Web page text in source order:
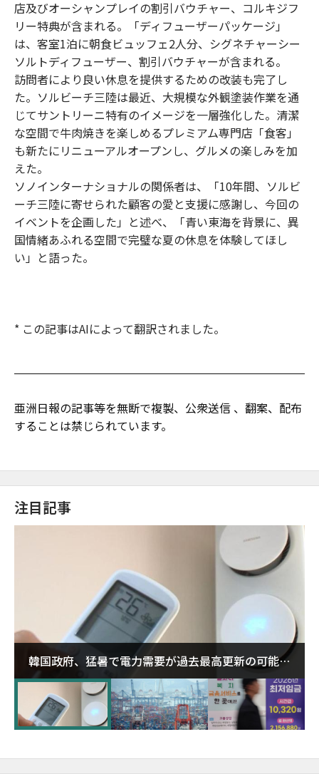
店及びオーシャンプレイの割引バウチャー、コルキジフ
リー特典が含まれる。「ディフューザーパッケージ」
は、客室1泊に朝食ビュッフェ2人分、シグネチャーシー
ソルトディフューザー、割引バウチャーが含まれる。
訪問者により良い休息を提供するための改装も完了し
た。ソルビーチ三陸は最近、大規模な外観塗装作業を通
じてサントリーニ特有のイメージを一層強化した。清潔
な空間で牛肉焼きを楽しめるプレミアム専門店「食客」
も新たにリニューアルオープンし、グルメの楽しみを加
えた。
ソノインターナショナルの関係者は、「10年間、ソルビ
ーチ三陸に寄せられた顧客の愛と支援に感謝し、今回の
イベントを企画した」と述べ、「青い東海を背景に、異
国情緒あふれる空間で完璧な夏の休息を体験してほし
い」と語った。
* この記事はAIによって翻訳されました。
亜洲日報の記事等を無断で複製、公衆送信 、翻案、配布
することは禁じられています。
注目記事
韓国政府、猛暑で電力需要が過去最高更新の可能性
に需給対応体制を点検